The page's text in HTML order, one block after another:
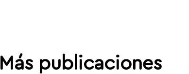
Más publicaciones